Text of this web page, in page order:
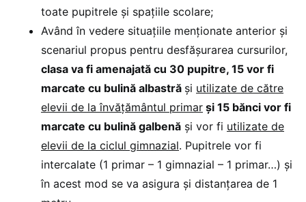
toate pupitrele și spațiile scolare;
Având în vedere situațiile menționate anterior și
scenariul propus pentru desfășurarea cursurilor,
clasa va fi amenajată cu 30 pupitre, 15 vor fi
marcate cu bulină albastră și utilizate de către
elevii de la învățământul primar și 15 bănci vor fi
marcate cu bulină galbenă și vor fi utilizate de
elevii de la ciclul gimnazial. Pupitrele vor fi
intercalate (1 primar – 1 gimnazial – 1 primar…) și
în acest mod se va asigura și distanțarea de 1